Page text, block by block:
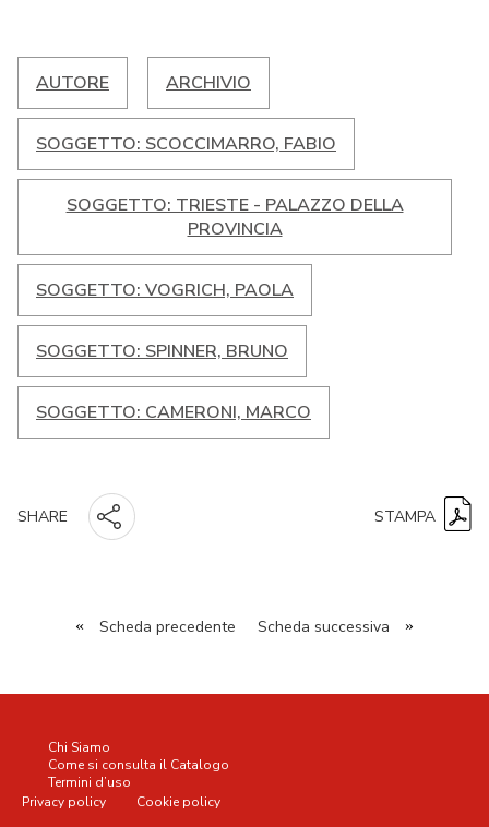
AUTORE ARCHIVIO
SOGGETTO: SCOCCIMARRO, FABIO
SOGGETTO: TRIESTE - PALAZZO DELLA
PROVINCIA
SOGGETTO: VOGRICH, PAOLA
SOGGETTO: SPINNER, BRUNO
SOGGETTO: CAMERONI, MARCO
SHARE STAMPA
« Scheda precedente Scheda successiva »
Chi Siamo
Come si consulta il Catalogo
Termini d’uso
Privacy policy
Cookie policy